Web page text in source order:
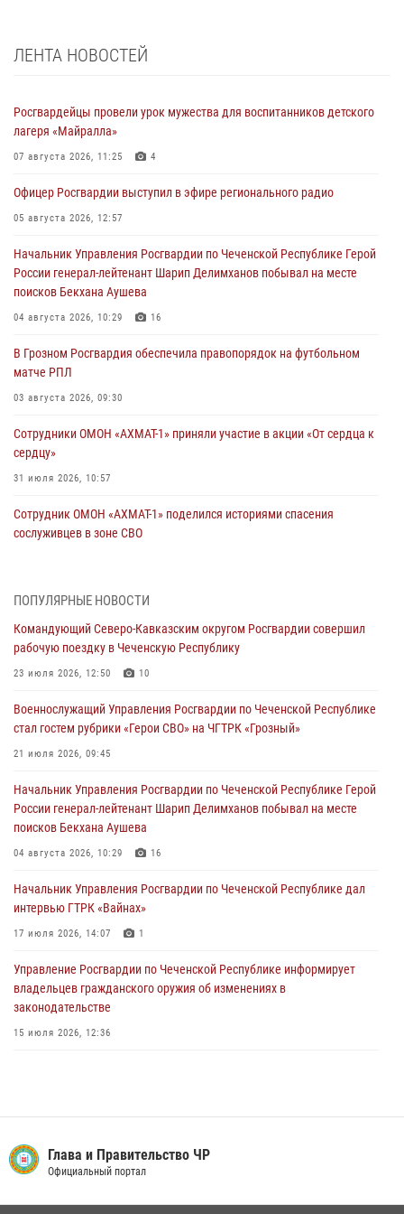
ЛЕНТА НОВОСТЕЙ
Росгвардейцы провели урок мужества для воспитанников детского
лагеря «Майралла»
07 августа 2026, 11:25 4
Офицер Росгвардии выступил в эфире регионального радио
05 августа 2026, 12:57
Начальник Управления Росгвардии по Чеченской Республике Герой
России генерал-лейтенант Шарип Делимханов побывал на месте
поисков Бекхана Аушева
04 августа 2026, 10:29 16
В Грозном Росгвардия обеспечила правопорядок на футбольном
матче РПЛ
03 августа 2026, 09:30
Сотрудники ОМОН «АХМАТ-1» приняли участие в акции «От сердца к
сердцу»
31 июля 2026, 10:57
Сотрудник ОМОН «АХМАТ-1» поделился историями спасения
сослуживцев в зоне СВО
Командующий Северо-Кавказским округом Росгвардии совершил
23 июля 2026, 12:50
Военнослужащий Управления Росгвардии по Чеченской Республике
21 июля 2026, 09:45
В ДНР росгвардейцы уничтожили около 80 вражеских
19 июля 2026, 13:50
В Грозном Росгвардия обеспечила безопасность конно-спортивных
соревнований
ПОПУЛЯРНЫЕ НОВОСТИ
Командующий Северо-Кавказским округом Росгвардии совершил
рабочую поездку в Чеченскую Республику
23 июля 2026, 12:50 10
Военнослужащий Управления Росгвардии по Чеченской Республике
стал гостем рубрики «Герои СВО» на ЧГТРК «Грозный»
21 июля 2026, 09:45
Начальник Управления Росгвардии по Чеченской Республике Герой
России генерал-лейтенант Шарип Делимханов побывал на месте
поисков Бекхана Аушева
04 августа 2026, 10:29 16
Начальник Управления Росгвардии по Чеченской Республике дал
интервью ГТРК «Вайнах»
17 июля 2026, 14:07 1
Управление Росгвардии по Чеченской Республике информирует
владельцев гражданского оружия об изменениях в
законодательстве
15 июля 2026, 12:36
В проекте «Истории о СВОих» - командир взвода ОМОН «АХМАТ-1»
майор полиции Моцу Байсагуров
Глава и Правительство ЧР
Официальный портал